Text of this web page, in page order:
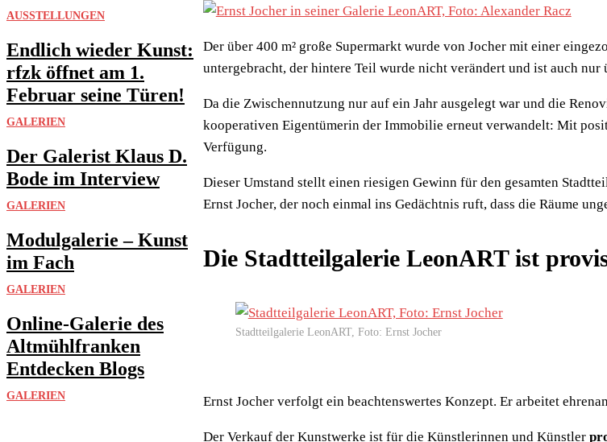
AUSSTELLUNGEN
Endlich wieder Kunst:
rfzk öffnet am 1.
Februar seine Türen!
GALERIEN
Der Galerist Klaus D.
Bode im Interview
GALERIEN
Modulgalerie – Kunst
im Fach
GALERIEN
Online-Galerie des
Altmühlfranken
Entdecken Blogs
GALERIEN
Der über 400 m² große Supermarkt wurde von Jocher mit einer
untergebracht, der hintere Teil wurde nicht verändert und ist auch nur
Da die Zwischennutzung nur auf ein Jahr ausgelegt war und die
kooperativen Eigentümerin der Immobilie erneut verwandelt: Mit
Verfügung.
Dieser Umstand stellt einen riesigen Gewinn für den gesamten
Ernst Jocher, der noch einmal ins Gedächtnis ruft, dass die Räume
Die Stadtteilgalerie LeonART ist
Stadtteilgalerie LeonART, Foto: Ernst Jocher
Ernst Jocher verfolgt ein beachtenswertes Konzept. Er arbeitet
Der Verkauf der Kunstwerke ist für die Künstlerinnen und Künstler